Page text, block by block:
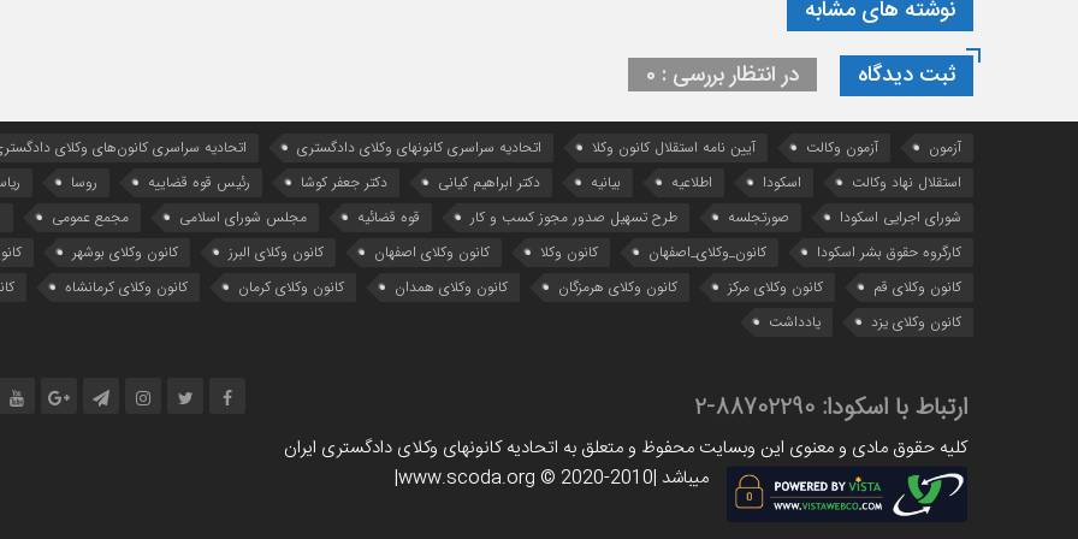
نوشته های مشابه
ثبت دیدگاه
در انتظار بررسی : 0
آزمون آزمون وکالت آیین ‌نامه استقلال کانون وکلا اتحادیه سراسری کانونهای وکلای دادگستری
اتحادیه سراسری کانون‌های وکلای
استقلال نهاد وکالت
اسکودا اطلاعیه بیانیه دکتر ابراهیم کیانی دکتر جعفر کوشا رئیس قوه قضاییه روسا
شورای اجرایی اسکودا
صورتجلسه طرح تسهیل صدور مجوز کسب و کار قوه قضائیه مجلس شورای اسلامی مجمع عمومی
کارگروه حقوق بشر اسکودا
کانون_وکلای_اصفهان کانون وکلا کانون وکلای اصفهان کانون وکلای البرز کانون وکلای بوشهر
کانون وکلای قم
کانون وکلای مرکز کانون وکلای هرمزگان کانون وکلای همدان کانون وکلای کرمان کانون وکلای کرمانشاه
کانون وکلای یزد
یادداشت
ارتباط با اسکودا: 88702290-2
کلیه حقوق مادی و معنوی این وبسایت محفوظ و متعلق به اتحادیه کانونهای وکلای دادگستری ایران
میباشد |www.scoda.org © 2020-2010|